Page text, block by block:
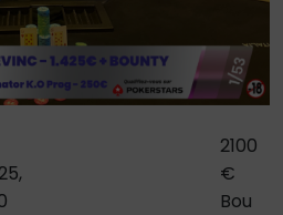
2100
€
Bou